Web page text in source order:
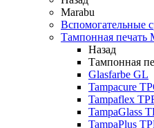
Marabu
Вспомогательные
Тампонная печать
Назад
Тампонная
Glasfarbe GL
Tampacure
Tampaflex
TampaGlass
TampaPlus